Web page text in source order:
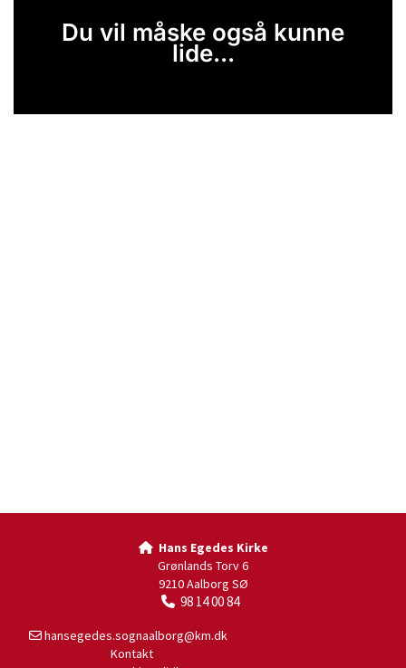
Du vil måske også kunne
lide...
Hans Egedes Kirke
Grønlands Torv 6
9210 Aalborg SØ
 98 14 00 84
 hansegedes.sognaalborg@km.dk
Kontakt